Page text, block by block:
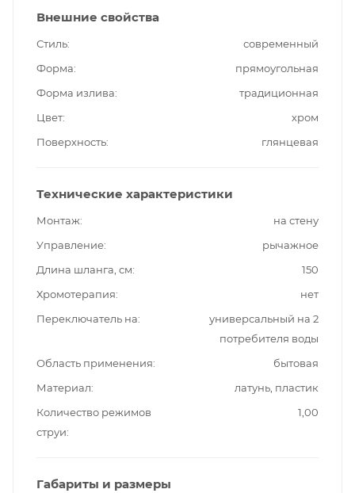
Внешние свойства
Стиль
современный
Форма
прямоугольная
Форма излива
традиционная
Цвет
хром
Поверхность
глянцевая
Технические характеристики
Монтаж
на стену
Управление
рычажное
Длина шланга, см
150
Хромотерапия
нет
Переключатель на
универсальный на 2
потребителя воды
Область применения
бытовая
Материал
латунь, пластик
Количество режимов
струи
1,00
Габариты и размеры